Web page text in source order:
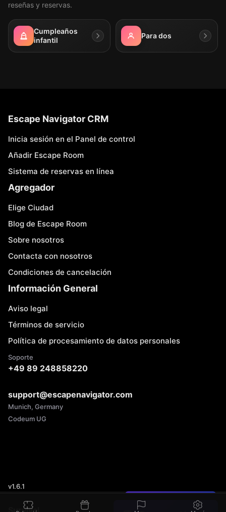
Survival
reseñas y reservas.
Cumpleaños
infantil
Para dos
¿Encontraste un error?
Escape Navigator CRM
Inicia sesión en el Panel de control
Añadir Escape Room
Sistema de reservas en línea
Agregador
Elige Ciudad
Blog de Escape Room
Sobre nosotros
Contacta con nosotros
Condiciones de cancelación
Información General
Aviso legal
Términos de servicio
Política de procesamiento de datos personales
Soporte
+49 89 248858220
support@escapenavigator.com
Munich, Germany
Codeum UG
v1.6.1